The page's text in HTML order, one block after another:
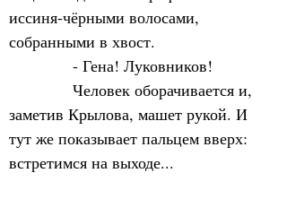
иссиня-чёрными волосами,
собранными в хвост.
- Гена! Луковников!
Человек оборачивается и,
заметив Крылова, машет рукой. И
тут же показывает пальцем вверх:
встретимся на выходе...